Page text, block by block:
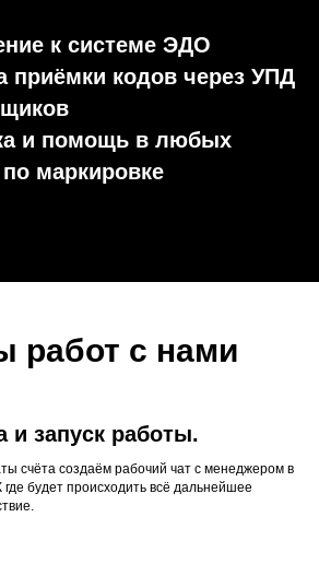
к системе ЭДО
приёмки кодов через УПД
и помощь в любых
маркировке
работ с нами
и запуск работы.
счёта создаём рабочий чат с менеджером в
будет происходить всё дальнейшее